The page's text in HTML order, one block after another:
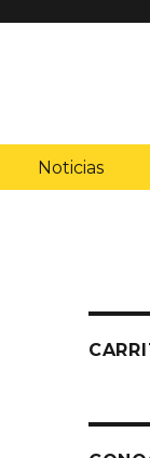
Noticias